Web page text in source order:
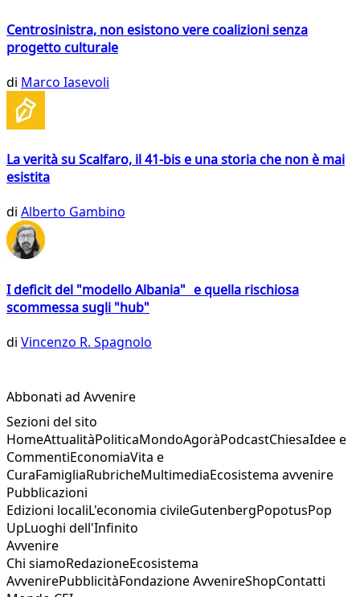
Centrosinistra, non esistono vere coalizioni senza
progetto culturale
di Marco Iasevoli
La verità su Scalfaro, il 41-bis e una storia che non è mai
esistita
di Alberto Gambino
I deficit del "modello Albania" e quella rischiosa
scommessa sugli "hub"
di Vincenzo R. Spagnolo
Abbonati ad Avvenire
Sezioni del sito
HomeAttualitàPoliticaMondoAgoràPodcastChiesaIdee e
CommentiEconomiaVita e
CuraFamigliaRubricheMultimediaEcosistema avvenire
Pubblicazioni
Edizioni localiL'economia civileGutenbergPopotusPop
UpLuoghi dell'Infinito
Avvenire
Chi siamoRedazioneEcosistema
AvvenirePubblicitàFondazione AvvenireShopContatti